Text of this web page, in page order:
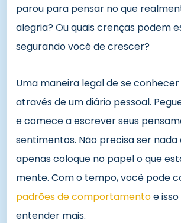
parou para pensar no que
alegria? Ou quais crenças podem
segurando você de crescer?
Uma maneira legal de se
através de um diário pessoal.
e comece a escrever seus
sentimentos. Não precisa ser
apenas coloque no papel o que
mente. Com o tempo, você pode
padrões de comportamentoe
entender mais.